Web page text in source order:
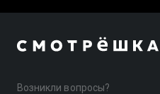
Возникли вопросы?